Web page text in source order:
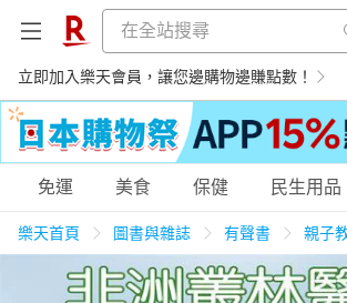
立即加入樂天會員，讓您邊購物邊賺點數！
購物網分類
天天免運 美食蛋糕 養生保健
免運 美食 保健 民生用品
樂天首頁 圖書與雜誌 有聲書 親子